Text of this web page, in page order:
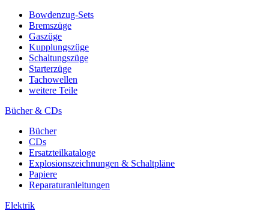
Bowdenzug-Sets
Bremszüge
Gaszüge
Kupplungszüge
Schaltungszüge
Starterzüge
Tachowellen
weitere Teile
Bücher & CDs
Bücher
CDs
Ersatzteilkataloge
Explosionszeichnungen & Schaltpläne
Papiere
Reparaturanleitungen
Elektrik